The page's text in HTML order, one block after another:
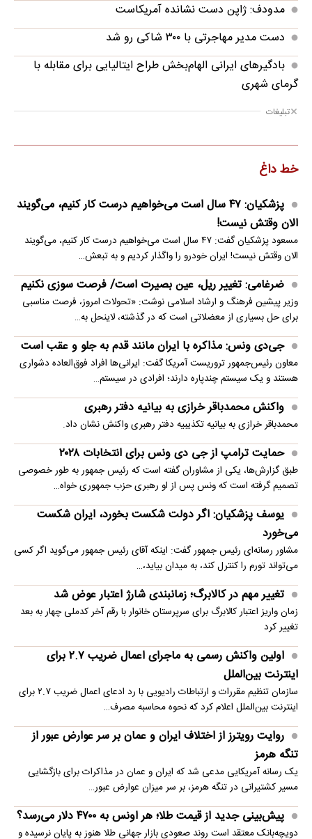
مدودف: ژاپن دست نشانده آمریکاست
دست مدیر مهاجرتی با ۳۰۰ شاکی رو شد
بادگیرهای ایرانی الهام‌بخش طراح ایتالیایی برای مقابله با
گرمای شهری
تبلیغات
خط داغ
پزشکیان: ۴۷ سال است می‌خواهیم درست کار کنیم، می‌گویند
الان وقتش نیست!
مسعود پزشکیان گفت: ۴۷ سال است می‌خواهیم درست کار کنیم، می‌گویند
الان وقتش نیست! ایران خودرو را واگذار کردیم و به تبعش…
ضرغامی: تغییر ریل، عین بصیرت است/ فرصت سوزی نکنیم
وزیر پیشین فرهنگ و ارشاد اسلامی نوشت: «تحولات امروز، فرصت مناسبی
برای حل بسیاری از معضلاتی‌ است که در گذشته، لاینحل به…
جی‌دی ونس: مذاکره با ایران مانند قدم به جلو و عقب است
معاون رئیس‌جمهور تروریست آمریکا گفت: ایرانی‌ها افراد فوق‌العاده دشواری
هستند و یک سیستم چندپاره دارند؛ افرادی در سیستم…
واکنش محمدباقر خرازی به بیانیه دفتر رهبری
محمدباقر خرازی به بیانیه تکذیبیه دفتر رهبری واکنش نشان داد.
حمایت ترامپ از جی دی ونس برای انتخابات ۲۰۲۸
طبق گزارش‌ها، یکی از مشاوران گفته است که رئیس جمهور به طور خصوصی
تصمیم گرفته است که ونس پس از او رهبری حزب جمهوری خواه…
یوسف پزشکیان: اگر دولت شکست بخورد، ایران شکست
می‌خورد
مشاور رسانه‌ای رئیس جمهور گفت: اینکه آقای رئیس جمهور می‌گوید اگر کسی
می‌تواند تورم را کنترل کند، به میدان بیاید،…
تغییر مهم در کالابرگ؛ زمانبندی‌ شارژ اعتبار عوض شد
زمان واریز اعتبار کالابرگ برای سرپرستان خانوار با رقم آخر کدملی چهار به بعد
تغییر کرد
اولین واکنش رسمی به ماجرای اعمال ضریب ۲.۷ برای
اینترنت بین‌الملل
سازمان تنظیم مقررات و ارتباطات رادیویی با رد ادعای اعمال ضریب ۲.۷ برای
اینترنت بین‌الملل اعلام کرد که نحوه محاسبه مصرف…
روایت رویترز از اختلاف ایران و عمان بر سر عوارض عبور از
تنگه هرمز
یک رسانه آمریکایی مدعی شد که ایران و عمان در مذاکرات برای بازگشایی
مسیر کشتیرانی در تنگه هرمز، بر سر میزان عوارض عبور…
پیش‌بینی جدید از قیمت طلا؛ هر اونس به ۴۷۰۰ دلار می‌رسد؟
دویچه‌بانک معتقد است روند صعودی بازار جهانی طلا هنوز به پایان نرسیده و